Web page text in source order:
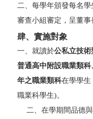
二、每學年頒發每名
審查小組審定，呈董事
肆、實施對象
一、就讀於公私立技術
普通高中附設職業類
年之職業類科在學學生
職業科學生)。
二、在學期間品德與